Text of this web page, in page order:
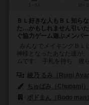
ＢＬ好きな人もＢＬ知ら
た…かもしれません引い
ぐ協力ゲーム遊ぶメンバ
みんなでメイキングＢＬ
神様となったあなた達が
ムです。 手札を持ち、彼
綾乃 るみ（Rumi
ちゅぱみ（Chupami）
ボドまん（Bodo man）